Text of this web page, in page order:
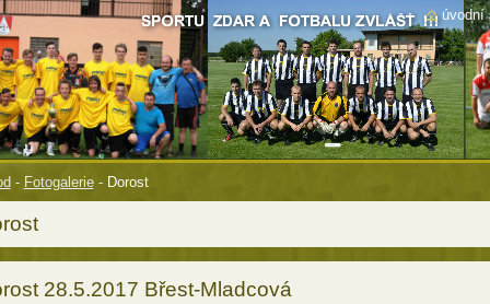
- Fotogalerie - Dorost
28.5.2017 Břest-Mladcová
úvodní